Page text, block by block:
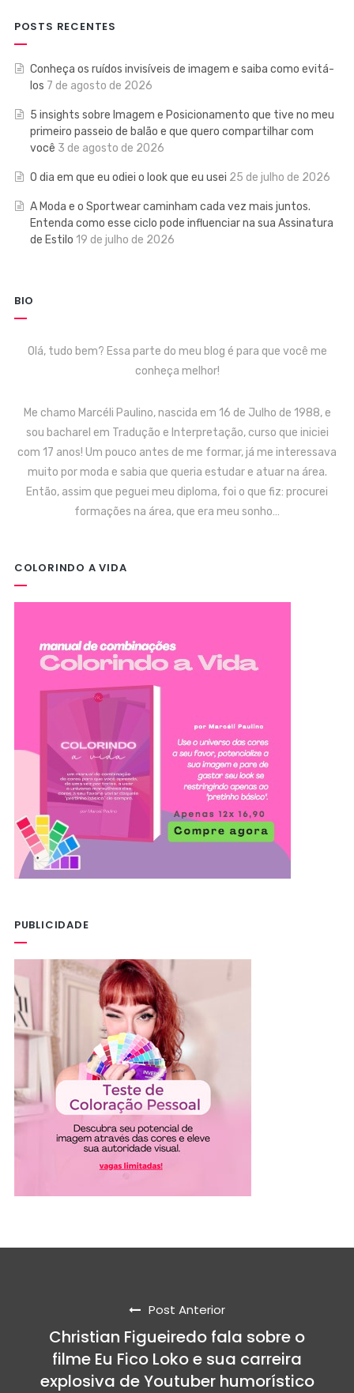
POSTS RECENTES
Conheça os ruídos invisíveis de imagem e saiba como evitá-
los 7 de agosto de 2026
5 insights sobre Imagem e Posicionamento que tive no meu
primeiro passeio de balão e que quero compartilhar com
você 3 de agosto de 2026
O dia em que eu odiei o look que eu usei 25 de julho de 2026
A Moda e o Sportwear caminham cada vez mais juntos.
Entenda como esse ciclo pode influenciar na sua Assinatura
de Estilo 19 de julho de 2026
BIO
Olá, tudo bem? Essa parte do meu blog é para que você me
conheça melhor!
Me chamo Marcéli Paulino, nascida em 16 de Julho de 1988, e
sou bacharel em Tradução e Interpretação, curso que iniciei
com 17 anos! Um pouco antes de me formar, já me interessava
muito por moda e sabia que queria estudar e atuar na área.
Então, assim que peguei meu diploma, foi o que fiz: procurei
formações na área, que era meu sonho…
COLORINDO A VIDA
PUBLICIDADE
Post Anterior
Christian Figueiredo fala sobre o
filme Eu Fico Loko e sua carreira
explosiva de Youtuber humorístico